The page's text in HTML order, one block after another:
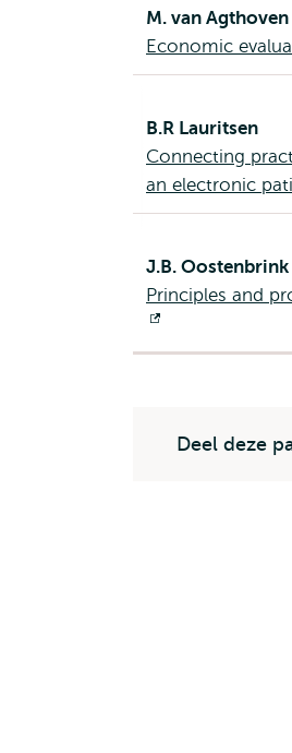
M. van Agthoven
Economic
B.R Lauritsen
Connecting
an electronic
J.B. Oostenbrink
Principles and
extern
Deel deze